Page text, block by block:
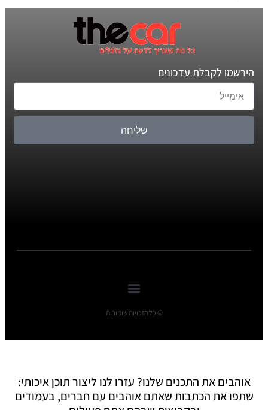
הירשמו לקבלת עדכונים
שליחה
© כל הזכויות שומורות
אוהבים את התכנים שלנו? עזרו לנו ליצור תוכן איכותי:
שתפו את הכתבות שאתם אוהבים עם חברים, בעמודים